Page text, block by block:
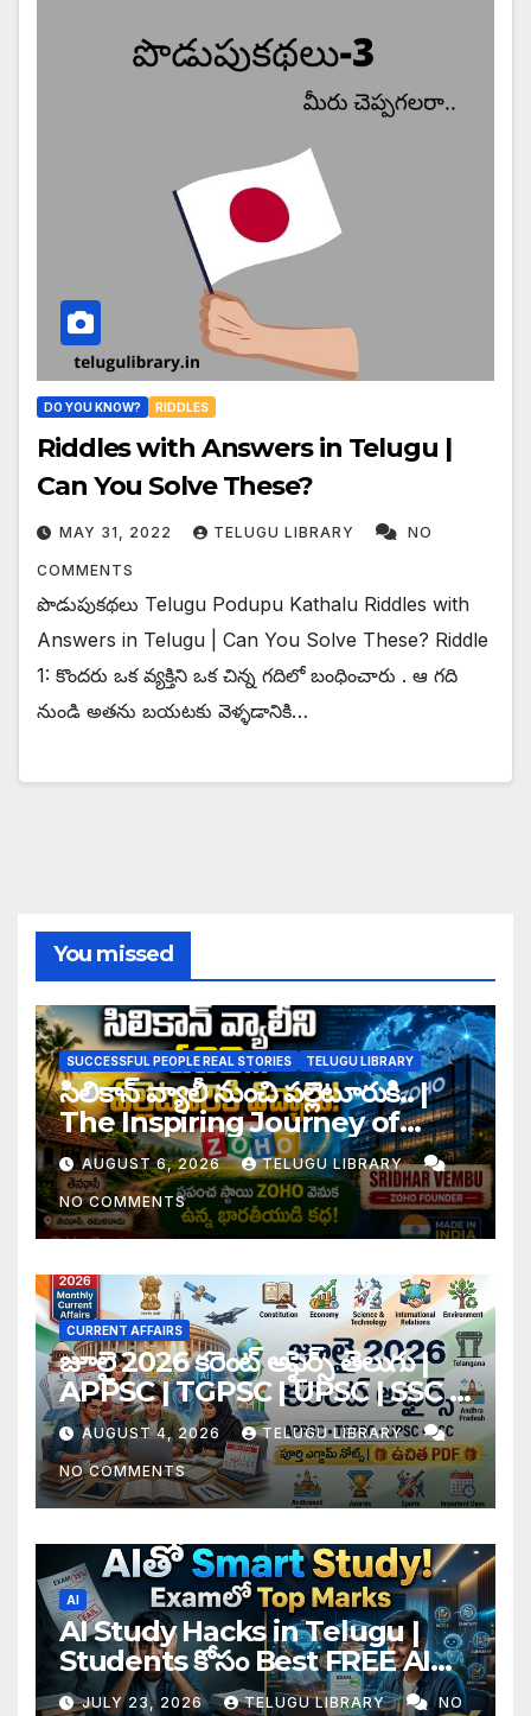
DO YOU KNOW? RIDDLES
Riddles with Answers in Telugu |
Can You Solve These?
MAY 31, 2022 TELUGU LIBRARY NO
COMMENTS
పొడుపుకథలు Telugu Podupu Kathalu Riddles with
Answers in Telugu | Can You Solve These? Riddle
1: కొందరు ఒక వ్యక్తిని ఒక చిన్న గదిలో బంధించారు . ఆ గది
నుండి అతను బయటకు వెళ్ళడానికి…
You missed
SUCCESSFUL PEOPLE REAL STORIES TELUGU LIBRARY
సిలికాన్ వ్యాలీ నుంచి పల్లెటూరుకి.. |
The Inspiring Journey of
Zoho Founder Sridhar
Vembu
AUGUST 6, 2026 TELUGU LIBRARY
NO COMMENTS
CURRENT AFFAIRS
జూలై 2026 కరెంట్ అఫైర్స్ తెలుగు |
APPSC | TGPSC | UPSC | SSC |
Banking Exam Notes
AUGUST 4, 2026 TELUGU LIBRARY
NO COMMENTS
AI
AI Study Hacks in Telugu |
Students కోసం Best FREE AI
Tools & Smart Study Tips
JULY 23, 2026 TELUGU LIBRARY NO